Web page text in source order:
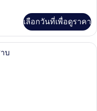
เลือกวันที่เพื่อดูราคา
ซ์คอนโด, 4 ห้องนอน, ริมทะเลสา
บ